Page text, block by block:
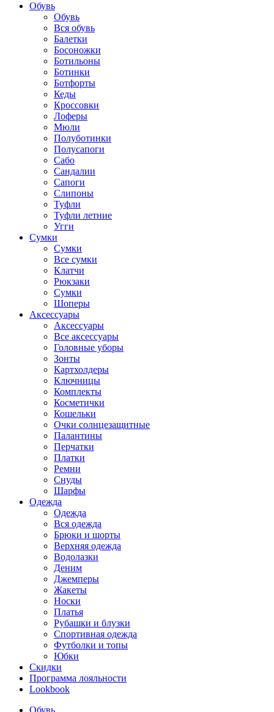
Обувь
Обувь
Вся обувь
Балетки
Босоножки
Ботильоны
Ботинки
Ботфорты
Кеды
Кроссовки
Лоферы
Мюли
Полуботинки
Полусапоги
Сабо
Сандалии
Сапоги
Слипоны
Туфли
Туфли летние
Угги
Сумки
Сумки
Все сумки
Клатчи
Рюкзаки
Сумки
Шоперы
Аксессуары
Аксессуары
Все аксессуары
Головные уборы
Зонты
Картхолдеры
Ключницы
Комплекты
Косметички
Кошельки
Очки солнцезащитные
Палантины
Перчатки
Платки
Ремни
Снуды
Шарфы
Одежда
Одежда
Вся одежда
Брюки и шорты
Верхняя одежда
Водолазки
Деним
Джемперы
Жакеты
Носки
Платья
Рубашки и блузки
Спортивная одежда
Футболки и топы
Юбки
Скидки
Программа лояльности
Lookbook